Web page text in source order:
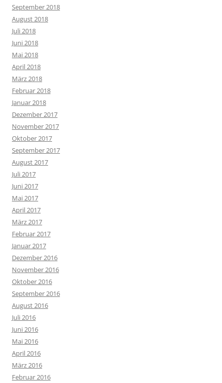
September 2018
August 2018
Juli 2018
Juni 2018
Mai 2018
April 2018
März 2018
Februar 2018
Januar 2018
Dezember 2017
November 2017
Oktober 2017
September 2017
August 2017
Juli 2017
Juni 2017
Mai 2017
April 2017
März 2017
Februar 2017
Januar 2017
Dezember 2016
November 2016
Oktober 2016
September 2016
August 2016
Juli 2016
Juni 2016
Mai 2016
April 2016
März 2016
Februar 2016